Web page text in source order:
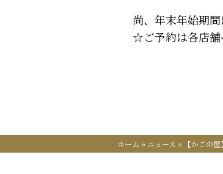
尚、年末年始期
☆ご予約は各店
ホーム » ニュース » 【かごの